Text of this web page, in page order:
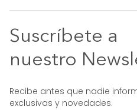
Suscríbete a
nuestro
Recibe antes que nadie
exclusivas y novedades.